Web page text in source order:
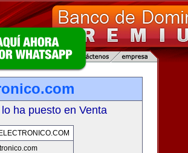
ha puesto en Venta